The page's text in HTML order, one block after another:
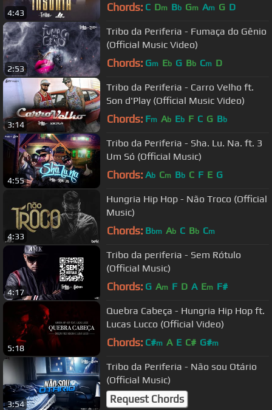
4:43 Chords: C Dm Bb Gm Am G D
2:53
Tribo da Periferia - Fumaça do Gênio
(Official Music Video)
Chords: Gm Eb G Bb Cm D
3:14
Tribo da Periferia - Carro Velho ft.
Son d'Play (Official Music Video)
Chords: Fm Ab Eb F C G Bb
4:55
Tribo da Periferia - Sha. Lu. Na. ft. 3
Um Só (Official Music)
Chords: Ab Cm Bb C F E G
4:33
Hungria Hip Hop - Não Troco (Official
Music)
Chords: Bbm Ab C Bb Cm
4:17
Tribo da periferia - Sem Rótulo
(Official Music)
Chords: G Am F D A Em F#
5:18
Quebra Cabeça - Hungria Hip Hop ft.
Lucas Lucco (Official Video)
Chords: C#m A E C# G#m
3:54
Tribo da Periferia - Não sou Otário
(Official Music)
Request Chords